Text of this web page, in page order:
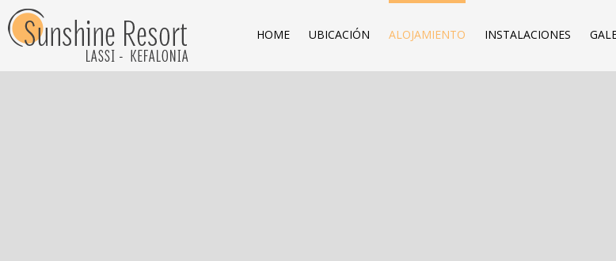
HOME UBICACIÓN ALOJAMIENTO INSTALACIONES